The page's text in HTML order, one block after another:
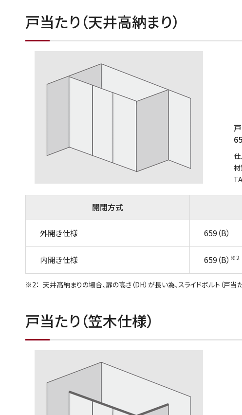
戸当たり（天井高納まり）
仕
材
開閉方式
外開き仕様 659（B）
内開き仕様 659（B） ※2
天井高納まりの場合、扉の高さ（DH）が長い為、スライドボルト（戸
戸当たり（笠木仕様）